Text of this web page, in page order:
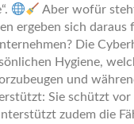
Aber wofür
ergeben sich daraus
Die
Hygiene,
und
Sie schützt vor
zudem die